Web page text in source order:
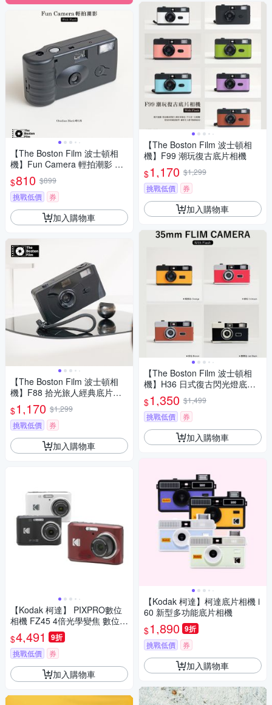
【The Boston Film 波士頓相
機】Fun Camera 輕拍潮影 一
次性帶閃光底片相機即可拍
$810 $899
挑戰低價
券
加入購物車
【The Boston Film 波士頓相
機】F88 拾光旅人經典底片相
機
$1,170 $1,299
挑戰低價
券
加入購物車
【Kodak 柯達】 PIXPRO數位
相機 FZ45 4倍光學變焦 數位相
$4,491 9折
挑戰低價 券
加入購物車
【The Boston Film 波士頓相
機】F99 潮玩復古底片相機
$1,170 $1,299
挑戰低價
券
加入購物車
【The Boston Film 波士頓相
機】H36 日式復古閃光燈底片
相機
$1,350 $1,499
挑戰低價
券
加入購物車
【Kodak 柯達】柯達底片相機 i
60 新型多功能底片相機
$1,890 9折
挑戰低價 券
加入購物車